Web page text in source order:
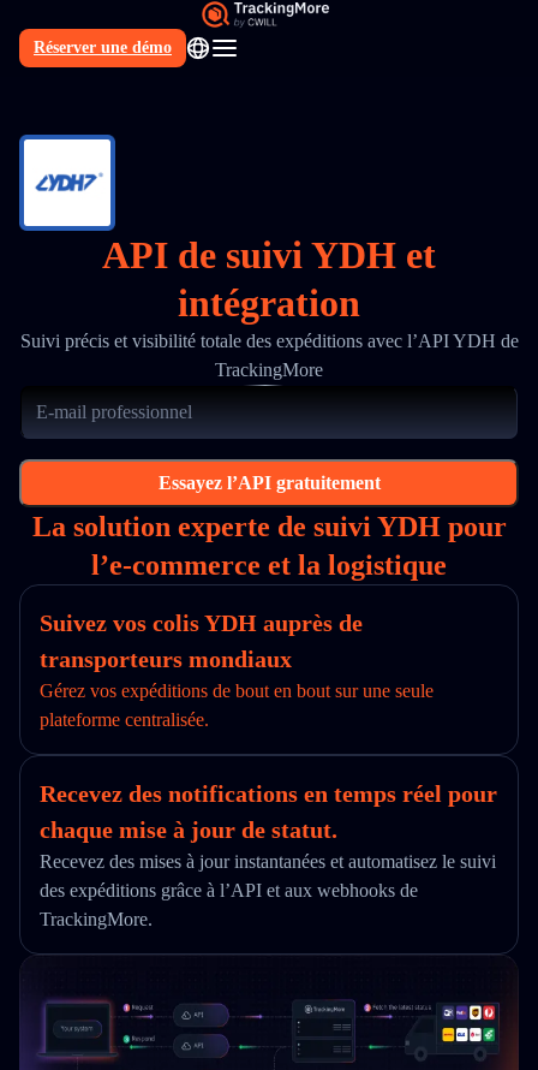
Réserver une démo
FR
API de suivi YDH et
intégration
Suivi précis et visibilité totale des expéditions avec l’API YDH de
TrackingMore
Essayez l’API gratuitement
La solution experte de suivi YDH pour
l’e‑commerce et la logistique
Suivez vos colis YDH auprès de
transporteurs mondiaux
Gérez vos expéditions de bout en bout sur une seule
plateforme centralisée.
Recevez des notifications en temps réel pour
chaque mise à jour de statut.
Recevez des mises à jour instantanées et automatisez le suivi
des expéditions grâce à l’API et aux webhooks de
TrackingMore.